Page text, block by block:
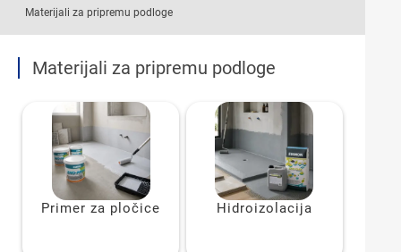
Materijali za pripremu podloge
Materijali za pripremu podloge
Primer za pločice Hidroizolacija